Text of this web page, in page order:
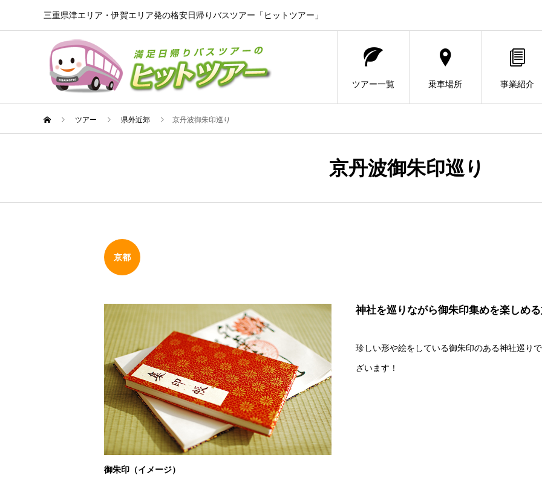
三重県津エリア・伊賀エリア発の格安日帰りバスツアー「ヒットツアー」
ツアー一覧 乗車場所 事業紹介
ツアー 県外近郊 京丹波御朱印巡り
京丹波御朱印巡り
京都
御朱印（イメージ）
神社を巡りながら御朱印集めを楽しめ
珍しい形や絵をしている御朱印のある神社巡り
ざいます！